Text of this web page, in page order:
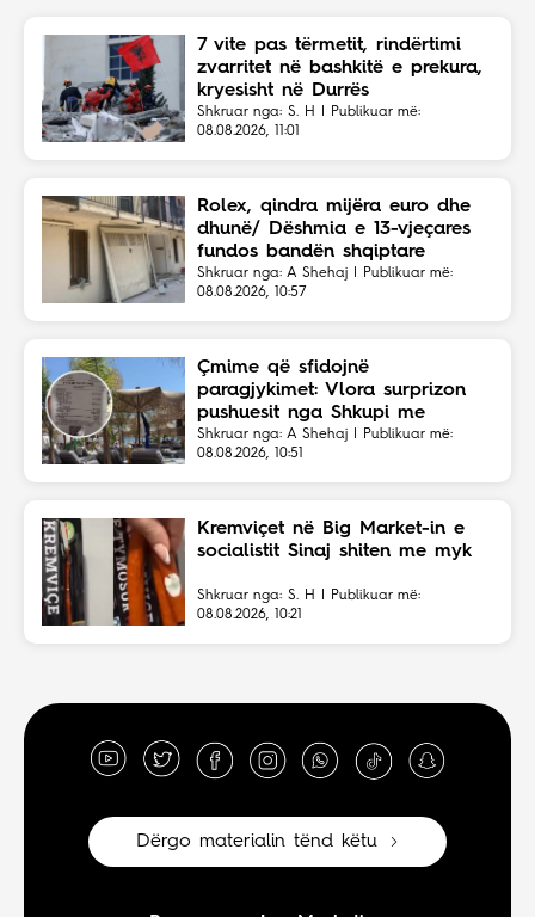
7 vite pas tërmetit, rindërtimi
zvarritet në bashkitë e prekura,
kryesisht në Durrës
Shkruar nga: S. H | Publikuar më:
08.08.2026, 11:01
Rolex, qindra mijëra euro dhe
dhunë/ Dëshmia e 13-vjeçares
fundos bandën shqiptare
Shkruar nga: A Shehaj | Publikuar më:
08.08.2026, 10:57
Çmime që sfidojnë
paragjykimet: Vlora surprizon
pushuesit nga Shkupi me
faturën ekonomike
Shkruar nga: A Shehaj | Publikuar më:
08.08.2026, 10:51
Kremviçet në Big Market-in e
socialistit Sinaj shiten me myk
Shkruar nga: S. H | Publikuar më:
08.08.2026, 10:21
Dërgo materialin tënd këtu